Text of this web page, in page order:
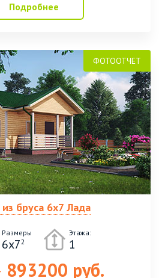
Подробнее
из бруса 6х7 Лада
Размеры
6х72
Этажа:
1
893200 руб.